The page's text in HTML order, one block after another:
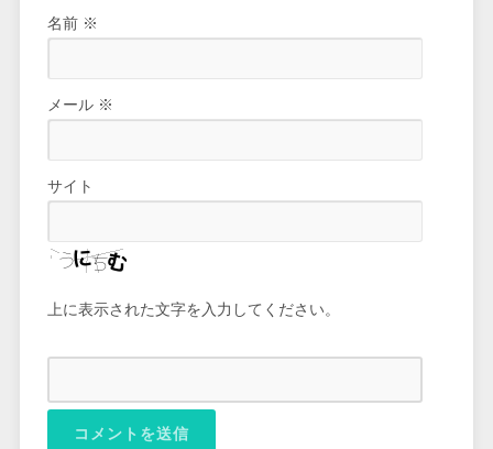
名前 ※
メール ※
サイト
上に表示された文字を入力してください。